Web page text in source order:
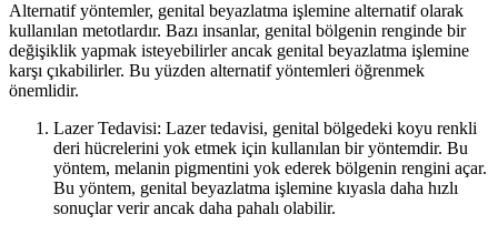
Alternatif yöntemler, genital beyazlatma işlemine alternatif olarak
kullanılan metotlardır. Bazı insanlar, genital bölgenin renginde bir
değişiklik yapmak isteyebilirler ancak genital beyazlatma işlemine
karşı çıkabilirler. Bu yüzden alternatif yöntemleri öğrenmek
önemlidir.
Lazer Tedavisi: Lazer tedavisi, genital bölgedeki koyu renkli
deri hücrelerini yok etmek için kullanılan bir yöntemdir. Bu
yöntem, melanin pigmentini yok ederek bölgenin rengini açar.
Bu yöntem, genital beyazlatma işlemine kıyasla daha hızlı
sonuçlar verir ancak daha pahalı olabilir.